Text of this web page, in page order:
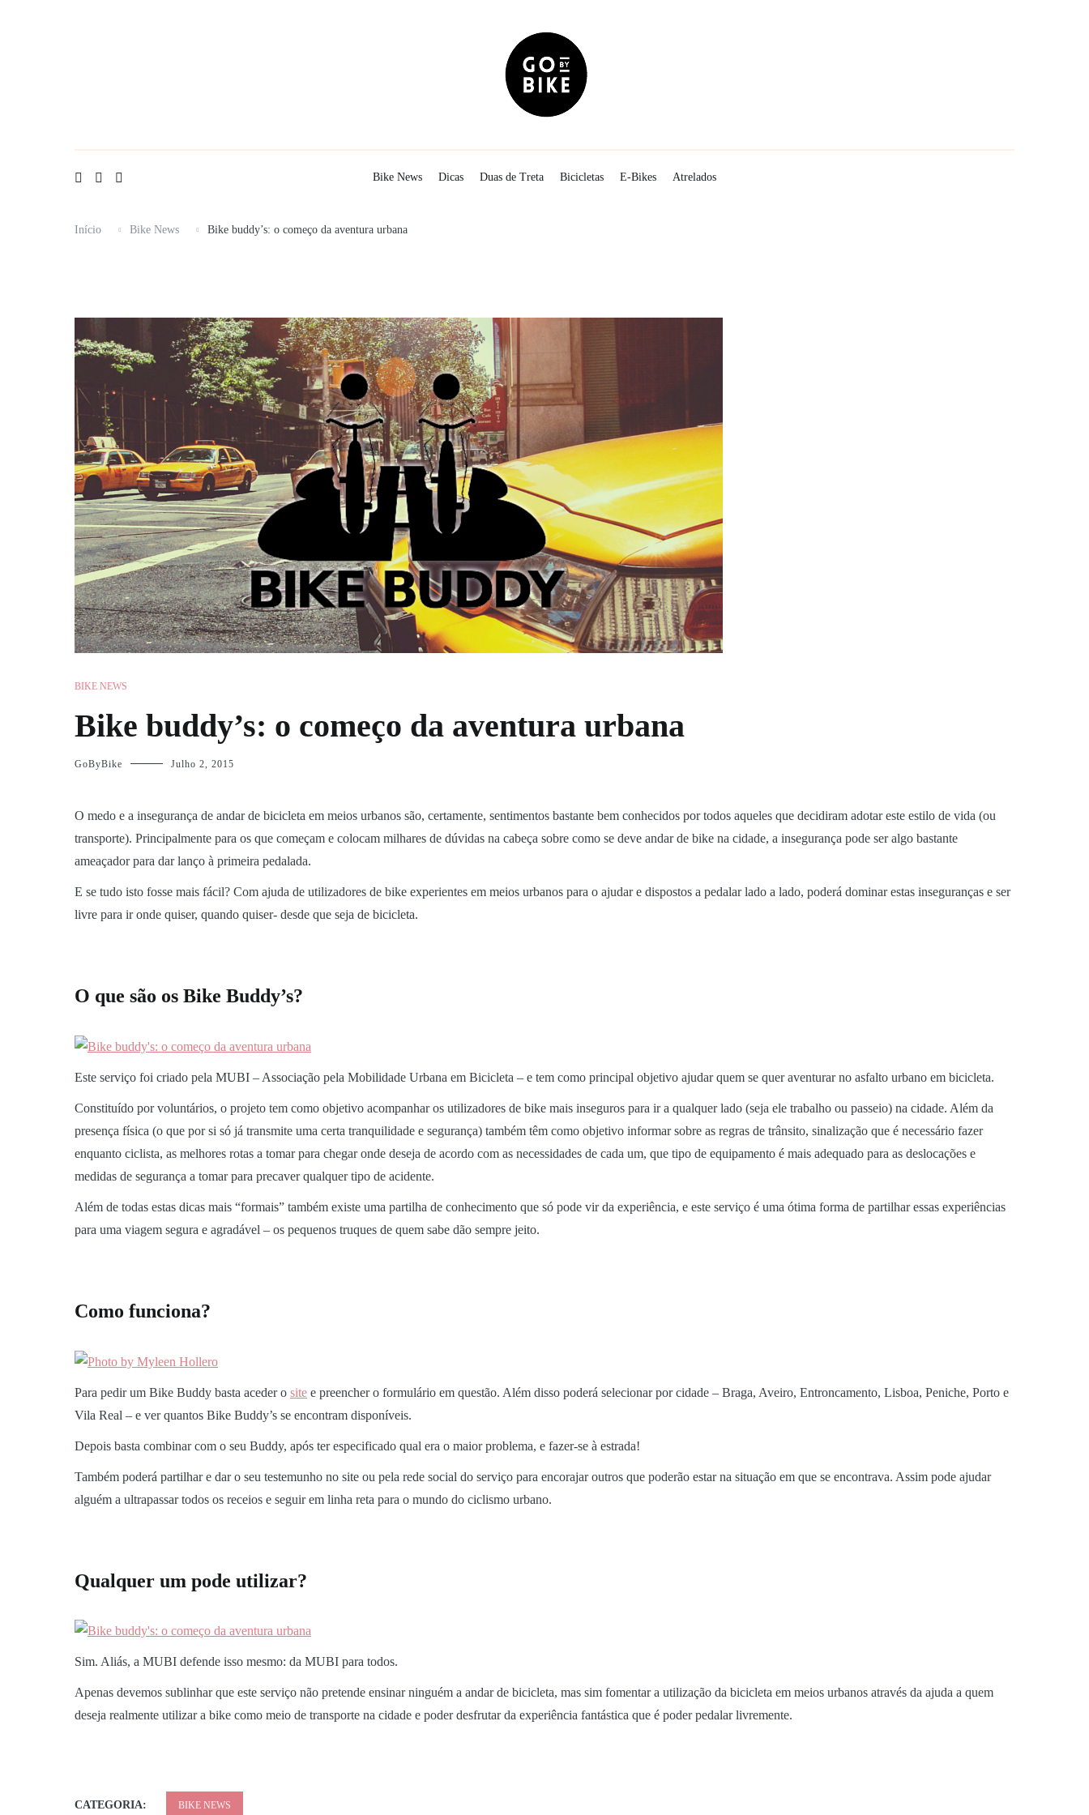
Bike News
Dicas Duas de Treta Bicicletas E-Bikes Atrelados
Início Bike News Bike buddy’s: o começo da aventura urbana
BIKE NEWS
Bike buddy’s: o começo da aventura urbana
GoByBike Julho 2, 2015
O medo e a insegurança de andar de bicicleta em meios urbanos são, certamente, sentimentos bastante bem conhecidos por todos aqueles que decidiram adotar este estilo de vida (ou
transporte). Principalmente para os que começam e colocam milhares de dúvidas na cabeça sobre como se deve andar de bike na cidade, a insegurança pode ser algo bastante
ameaçador para dar lanço à primeira pedalada.
E se tudo isto fosse mais fácil? Com ajuda de utilizadores de bike experientes em meios urbanos para o ajudar e dispostos a pedalar lado a lado, poderá dominar estas inseguranças e ser
livre para ir onde quiser, quando quiser- desde que seja de bicicleta.
O que são os Bike Buddy’s?
Este serviço foi criado pela MUBI – Associação pela Mobilidade Urbana em Bicicleta – e tem como principal objetivo ajudar quem se quer aventurar no asfalto urbano em bicicleta.
Constituído por voluntários, o projeto tem como objetivo acompanhar os utilizadores de bike mais inseguros para ir a qualquer lado (seja ele trabalho ou passeio) na cidade. Além da
presença física (o que por si só já transmite uma certa tranquilidade e segurança) também têm como objetivo informar sobre as regras de trânsito, sinalização que é necessário fazer
enquanto ciclista, as melhores rotas a tomar para chegar onde deseja de acordo com as necessidades de cada um, que tipo de equipamento é mais adequado para as deslocações e
medidas de segurança a tomar para precaver qualquer tipo de acidente.
Além de todas estas dicas mais “formais” também existe uma partilha de conhecimento que só pode vir da experiência, e este serviço é uma ótima forma de partilhar essas experiências
para uma viagem segura e agradável – os pequenos truques de quem sabe dão sempre jeito.
Como funciona?
Para pedir um Bike Buddy basta aceder o site e preencher o formulário em questão. Além disso poderá selecionar por cidade – Braga, Aveiro, Entroncamento, Lisboa, Peniche, Porto e
Vila Real – e ver quantos Bike Buddy’s se encontram disponíveis.
Depois basta combinar com o seu Buddy, após ter especificado qual era o maior problema, e fazer-se à estrada!
Também poderá partilhar e dar o seu testemunho no site ou pela rede social do serviço para encorajar outros que poderão estar na situação em que se encontrava. Assim pode ajudar
alguém a ultrapassar todos os receios e seguir em linha reta para o mundo do ciclismo urbano.
Qualquer um pode utilizar?
Sim. Aliás, a MUBI defende isso mesmo: da MUBI para todos.
Apenas devemos sublinhar que este serviço não pretende ensinar ninguém a andar de bicicleta, mas sim fomentar a utilização da bicicleta em meios urbanos através da ajuda a quem
deseja realmente utilizar a bike como meio de transporte na cidade e poder desfrutar da experiência fantástica que é poder pedalar livremente.
CATEGORIA: BIKE NEWS